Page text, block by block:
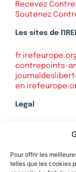
Pour offrir les
telles que les cookies
Recevez
Soutenez
Les sites de
contrepoints-
Légal
Politique de